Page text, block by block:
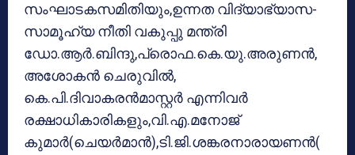
സംഘാടകസമിതിയും,ഉന്നത വിദ്യാഭ്യാസ-
സാമൂഹ്യ നീതി വകുപ്പു മന്ത്രി
ഡോ.ആർ.ബിന്ദു,പ്രൊഫ.കെ.യു.അരുണൻ,
അശോകൻ ചെരുവിൽ,
കെ.പി.ദിവാകരൻമാസ്റ്റർ എന്നിവർ
രക്ഷാധികാരികളും,വി.എ.മനോജ്
കുമാർ(ചെയർമാൻ),ടി.ജി.ശങ്കരനാരായണൻ(